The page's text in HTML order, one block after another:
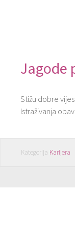
Jagode
Stižu dobre
Istraživanja
Kategorija Karijera